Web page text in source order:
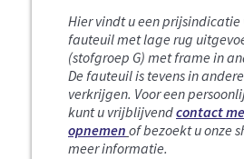
Hier vindt u een prijsindicatie
fauteuil met lage rug
(stofgroep G) met frame in
De fauteuil is tevens in
verkrijgen. Voor een
kunt u vrijblijvendcontact
opnemen of bezoekt u onze
meer informatie.